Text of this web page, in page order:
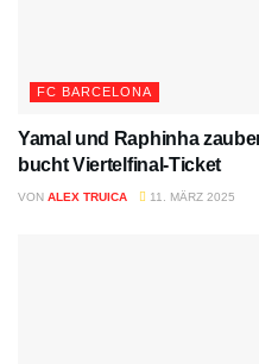
FC BARCELONA
Yamal und Raphinha
bucht Viertelfinal-Ticket
VON ALEX TRUICA 11. MÄRZ 2025